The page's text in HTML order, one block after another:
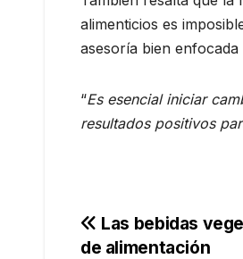
alimenticios es
asesoría bien
“Es esencial iniciar
resultados positivos
Navegación
Las bebidas
de alimentación